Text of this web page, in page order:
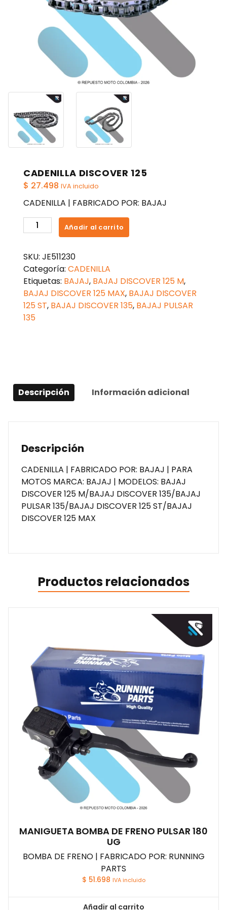
CADENILLA DISCOVER 125
$ 27.498 IVA incluido
CADENILLA | FABRICADO POR: BAJAJ
CADENILLA
DISCOVER
cantidad
Añadir al carrito
SKU: JE511230
Categoría: CADENILLA
Etiquetas: BAJAJ, BAJAJ DISCOVER 125 M,
BAJAJ DISCOVER 125 MAX, BAJAJ DISCOVER
125 ST, BAJAJ DISCOVER 135, BAJAJ PULSAR
135
Descripción Información adicional
Descripción
CADENILLA | FABRICADO POR: BAJAJ | PARA
MOTOS MARCA: BAJAJ | MODELOS: BAJAJ
DISCOVER 125 M/BAJAJ DISCOVER 135/BAJAJ
PULSAR 135/BAJAJ DISCOVER 125 ST/BAJAJ
DISCOVER 125 MAX
Productos relacionados
MANIGUETA BOMBA DE FRENO PULSAR 180
UG
BOMBA DE FRENO | FABRICADO POR: RUNNING
PARTS
$ 51.698 IVA incluido
Añadir al carrito